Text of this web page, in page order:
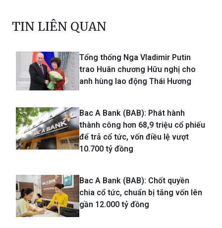
TIN LIÊN QUAN
Tổng thống Nga Vladimir Putin
trao Huân chương Hữu nghị cho
anh hùng lao động Thái Hương
Bac A Bank (BAB): Phát hành
thành công hơn 68,9 triệu cổ phiếu
để trả cổ tức, vốn điều lệ vượt
10.700 tỷ đồng
Bac A Bank (BAB): Chốt quyền
chia cổ tức, chuẩn bị tăng vốn lên
gần 12.000 tỷ đồng